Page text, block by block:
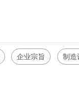
企业宗旨 制造